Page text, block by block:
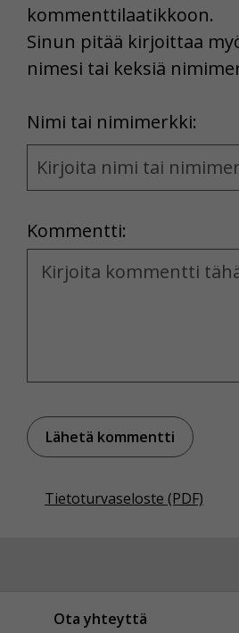
kommenttilaatikkoon.
Sinun pitää kirjoittaa
nimesi tai keksiä
Nimi tai nimimerkki:
and
Kommentti:
Kommentti
Tietoturvaseloste (PDF)
Ota yhteyttä